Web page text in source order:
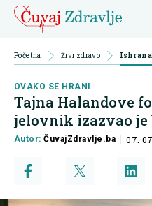
Početna Živi zdravo Ishrana
OVAKO SE HRANI
Tajna Halandove
jelovnik izazvao je
Autor:ČuvajZdravlje.ba 07.